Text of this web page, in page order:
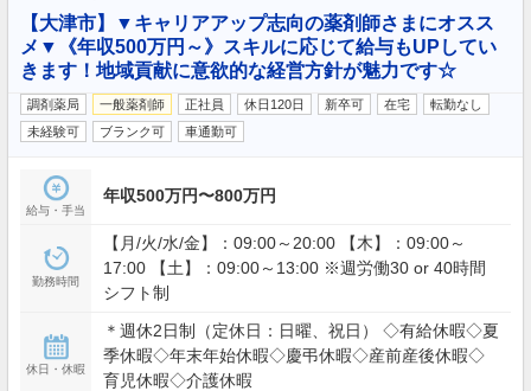
【大津市】▼キャリアアップ志向の薬剤師さまにオスス
メ▼《年収500万円～》スキルに応じて給与もUPしてい
きます！地域貢献に意欲的な経営方針が魅力です☆
調剤薬局 一般薬剤師 正社員 休日120日 新卒可 在宅
転勤なし
未経験可
ブランク可 車通勤可
給与・手当
年収500万円〜800万円
勤務時間
【月/火/水/金】：09:00～20:00 【木】：09:00～
17:00 【土】：09:00～13:00 ※週労働30 or 40時間
シフト制
休日・休暇
＊週休2日制（定休日：日曜、祝日） ◇有給休暇◇夏
季休暇◇年末年始休暇◇慶弔休暇◇産前産後休暇◇
育児休暇◇介護休暇